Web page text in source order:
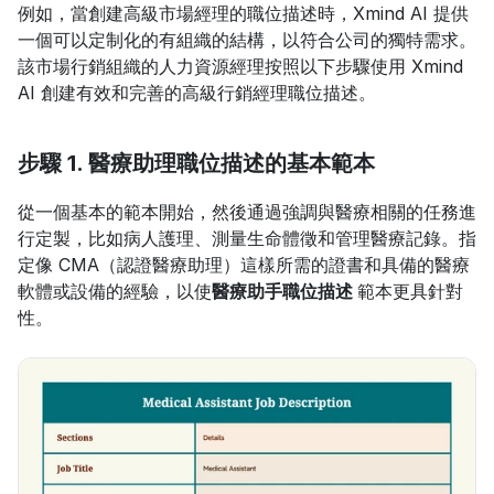
例如，當創建高級市場經理的職位描述時，Xmind AI 提供
一個可以定制化的有組織的結構，以符合公司的獨特需求。
該市場行銷組織的人力資源經理按照以下步驟使用 Xmind
AI 創建有效和完善的高級行銷經理職位描述。
步驟 1. 醫療助理職位描述的基本範本
從一個基本的範本開始，然後通過強調與醫療相關的任務進
行定製，比如病人護理、測量生命體徵和管理醫療記錄。指
定像 CMA（認證醫療助理）這樣所需的證書和具備的醫療
軟體或設備的經驗，以使醫療助手職位描述 範本更具針對
性。